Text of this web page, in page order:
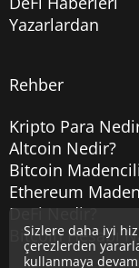
Yazarlardan
Rehber
Kripto Para
Altcoin Nedir?
Bitcoin
Ethereum
DeFi Nedir?
Bitcoin Hesabı
Sizlere daha iyi
çerezlerden
kullanmaya